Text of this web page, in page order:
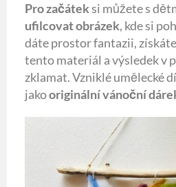
Pro začáteksi můžete s
ufilcovat obrázek, kde si
dáte prostor fantazii,
tento materiál a výsledek v
zklamat. Vzniklé umělecké
jakooriginální vánoční